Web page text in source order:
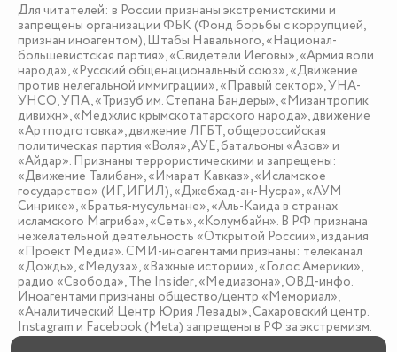
Для читателей: в России признаны экстремистскими и
запрещены организации ФБК (Фонд борьбы с коррупцией,
признан иноагентом), Штабы Навального, «Национал-
большевистская партия», «Свидетели Иеговы», «Армия воли
народа», «Русский общенациональный союз», «Движение
против нелегальной иммиграции», «Правый сектор», УНА-
УНСО, УПА, «Тризуб им. Степана Бандеры», «Мизантропик
дивижн», «Меджлис крымскотатарского народа», движение
«Артподготовка», движение ЛГБТ, общероссийская
политическая партия «Воля», АУЕ, батальоны «Азов» и
«Айдар». Признаны террористическими и запрещены:
«Движение Талибан», «Имарат Кавказ», «Исламское
государство» (ИГ, ИГИЛ), «Джебхад-ан-Нусра», «АУМ
Синрике», «Братья-мусульмане», «Аль-Каида в странах
исламского Магриба», «Сеть», «Колумбайн». В РФ признана
нежелательной деятельность «Открытой России», издания
«Проект Медиа». СМИ-иноагентами признаны: телеканал
«Дождь», «Медуза», «Важные истории», «Голос Америки»,
радио «Свобода», The Insider, «Медиазона», ОВД-инфо.
Иноагентами признаны общество/центр «Мемориал»,
«Аналитический Центр Юрия Левады», Сахаровский центр.
Instagram и Facebook (Metа) запрещены в РФ за экстремизм.